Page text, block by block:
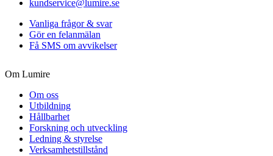
kundservice@lumire.se
Vanliga frågor & svar
Gör en felanmälan
Få SMS om avvikelser
Om Lumire
Om oss
Utbildning
Hållbarhet
Forskning och utveckling
Ledning & styrelse
Verksamhetstillstånd